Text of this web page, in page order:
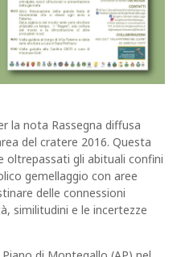
la nota Rassegna diffusa
del cratere 2016. Questa
oltrepassati gli abituali confini
gemellaggio con aree
delle connessioni
similitudini e le incertezze